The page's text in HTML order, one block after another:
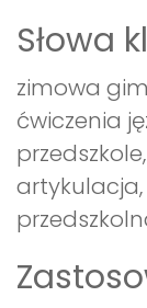
Słowa
zimowa
ćwiczenia